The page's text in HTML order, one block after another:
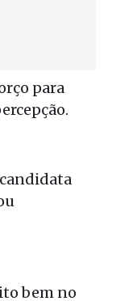
para
bem no